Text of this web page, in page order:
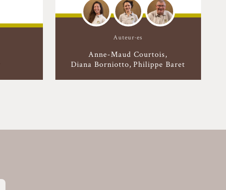
Auteur·es
Anne-Maud Courtois
Diana Borniotto Philippe Baret